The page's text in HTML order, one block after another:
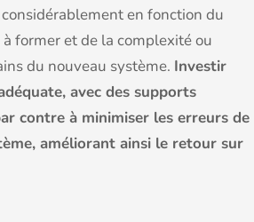
en fonction du
former et de la complexité ou
du nouveau système. Investir
avec des supports
contre à minimiser les erreurs de
améliorant ainsi le retour sur